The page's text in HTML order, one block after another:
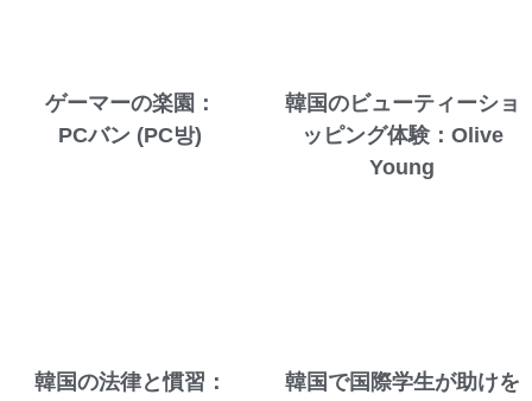
ゲーマーの楽園：
PCバン (PC방)
韓国のビューティーショ
ッピング体験：Olive
Young
韓国の法律と慣習：
韓国で国際学生が助けを